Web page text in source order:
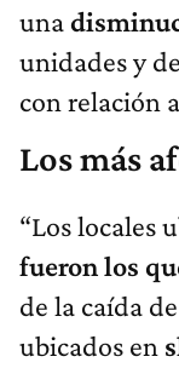
una
unidades y
con relación
Los más
“Los locales
fueron los
de la caída
ubicados en